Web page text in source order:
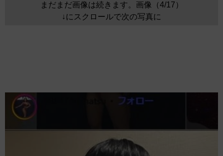
まだまだ画像は続きます。画像（4/17）
↓にスクロールで次の写真に